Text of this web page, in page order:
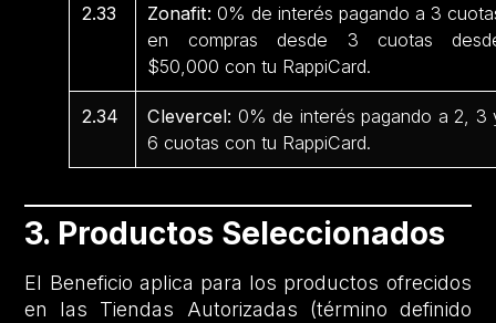
2.33 Zonafit:0% de interés pagando a 3
en compras desde 3 cuotas
$50,000 con tu RappiCard.
2.34 Clevercel: 0% de interés pagando a 2, 3
6 cuotas con tu RappiCard.
3. Productos Seleccionados
El Beneficio aplica para los productos ofrecidos
en las Tiendas Autorizadas (término definido